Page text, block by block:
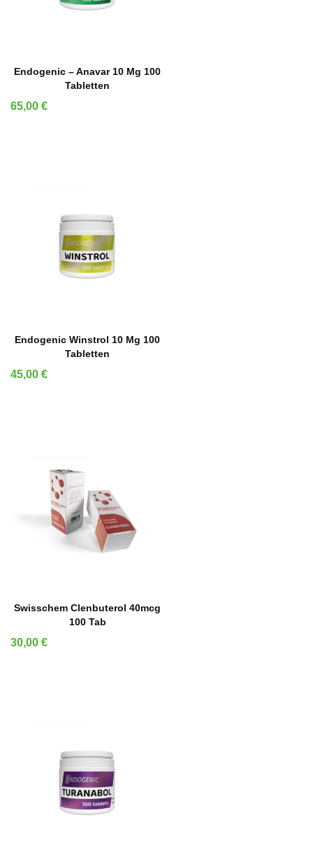
IN DEN WARENKORB
Endogenic – Anavar 10 Mg 100
Tabletten
Preis
65,00 €
IN DEN WARENKORB
Endogenic Winstrol 10 Mg 100
Tabletten
Preis
45,00 €
IN DEN WARENKORB
Swisschem Clenbuterol 40mcg
100 Tab
Preis
30,00 €